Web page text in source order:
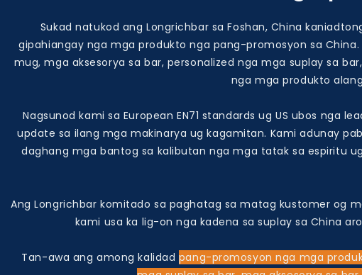
Sukad natukod ang Longrichbar sa Foshan, China
gipahiangay nga mga produkto nga pang-promosyon sa
mug, mga aksesorya sa bar, personalized nga mga suplay sa
nga mga produkto
Nagsunod kami sa European EN71 standards ug US ubos nga
update sa ilang mga makinarya ug kagamitan. Kami adunay
daghang mga bantog sa kalibutan nga mga tatak sa espiritu
Ang Longrichbar komitado sa paghatag sa matag kustomer og
kami usa ka lig-on nga kadena sa suplay sa China
Tan-awa ang among kalidad pang-promosyon nga mga